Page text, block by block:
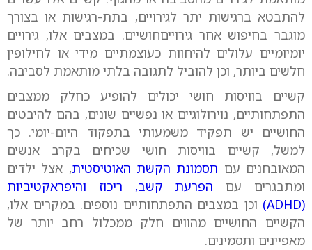
להתבטא ברגישות יתר לגירויים, בתת-רגישות או בצורך
מוגבר בחיפוש אחר גירוייםחושיים. במצבים אלו, גירויים
יומיומיים עלולים להיחוות כעוצמתיים מידי או לחילופין
חלשים ביותר, וכן להוביל לתגובה בלתי מותאמת לסביבה.
קשיים בוויסות חושי יכולים להופיע כחלק ממצבים
התפתחותיים, נוירולוגיים או נפשיים שונים, בהם להיבטים
החושיים יש תפקיד משמעותי בתפקוד היום-יומי. כך
למשל, קשיים בוויסות חושי שכיחים בקרב אנשים
המאובחנים עם תסמונת הקשת האוטיסטית, אצל ילדים
ומתבגרים עם הפרעת קשב, ריכוז והיפראקטיביות
(ADHD)
וכן במצבים התפתחותיים נוספים. במקרים אלו,
הקשיים החושיים מהווים חלק ממכלול רחב יותר של
מאפיינים ותסמינים.